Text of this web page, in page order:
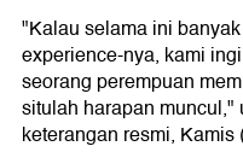
"Kalau selama ini
experience-nya, kami
seorang perempuan
situlah harapan
keterangan resmi, Kamis